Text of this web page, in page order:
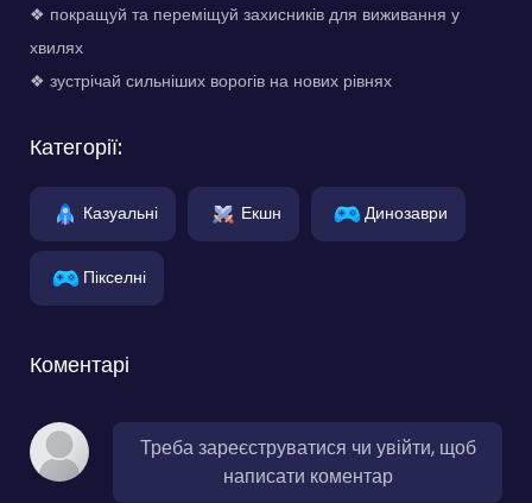
❖ покращуй та переміщуй захисників для виживання у
хвилях
❖ зустрічай сильніших ворогів на нових рівнях
Категорії:
Казуальні Екшн Динозаври
Пікселні
Коментарі
Треба зареєструватися чи увійти, щоб
написати коментар